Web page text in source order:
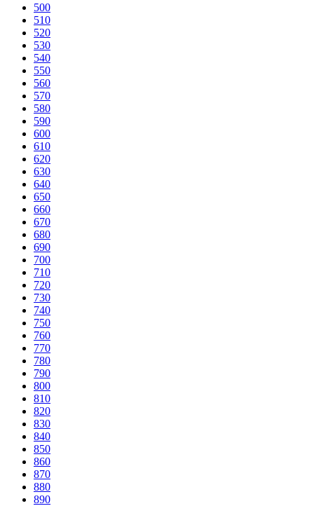
500
510
520
530
540
550
560
570
580
590
600
610
620
630
640
650
660
670
680
690
700
710
720
730
740
750
760
770
780
790
800
810
820
830
840
850
860
870
880
890